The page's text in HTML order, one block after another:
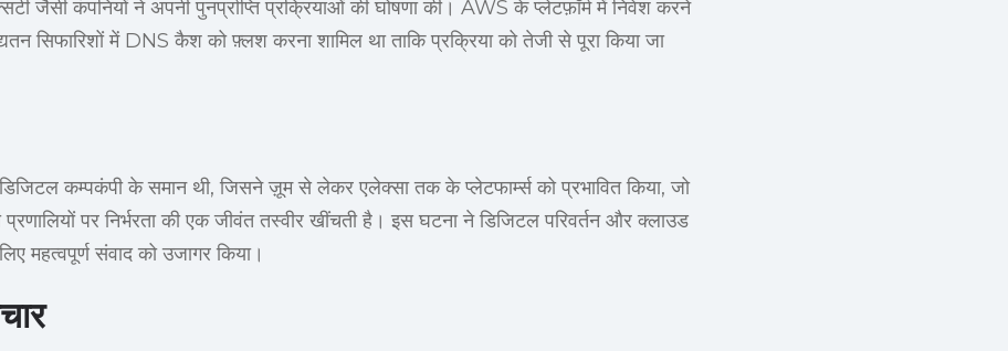
जैसी कंपनियों ने अपनी पुनर्प्राप्ति प्रक्रियाओं की घोषणा की। AWS के प्लेटफ़ॉर्म में निवेश करने
सिफारिशों में DNS कैश को फ़्लश करना शामिल था ताकि प्रक्रिया को तेजी से पूरा किया जा
कम्पकंपी के समान थी, जिसने ज़ूम से लेकर एलेक्सा तक के प्लेटफार्म्स को प्रभावित किया, जो
प्रणालियों पर निर्भरता की एक जीवंत तस्वीर खींचती है। इस घटना ने डिजिटल परिवर्तन और क्लाउड
महत्वपूर्ण संवाद को उजागर किया।